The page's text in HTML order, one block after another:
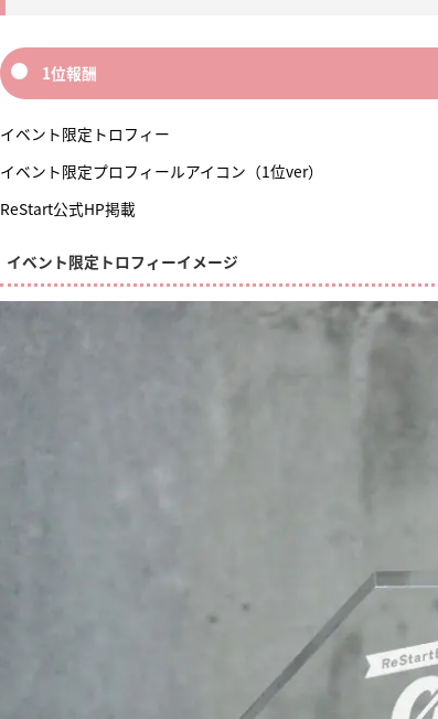
1位報酬
イベント限定トロフィー
イベント限定プロフィールアイコン（1位ver）
ReStart公式HP掲載
イベント限定トロフィーイメージ